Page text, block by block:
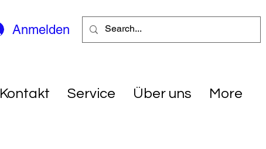
Anmelden
Kontakt Service Über uns More